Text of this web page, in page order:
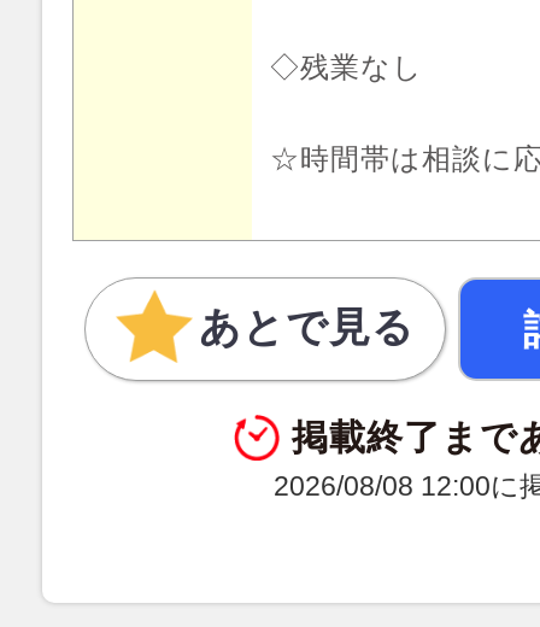
◇残業なし
☆時間帯は相談に
あとで見る
掲載終了まで
2026/08/08 12:00に